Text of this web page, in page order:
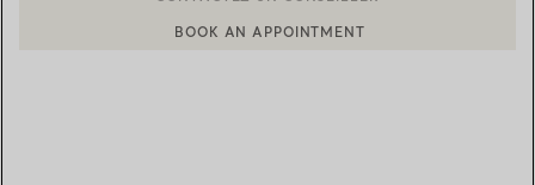
CONTACTER UN CONSEILLER CLIENT OU PRENDRE RENDEZ-